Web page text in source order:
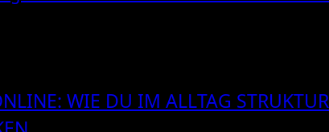
WIE DU IM ALLTAG